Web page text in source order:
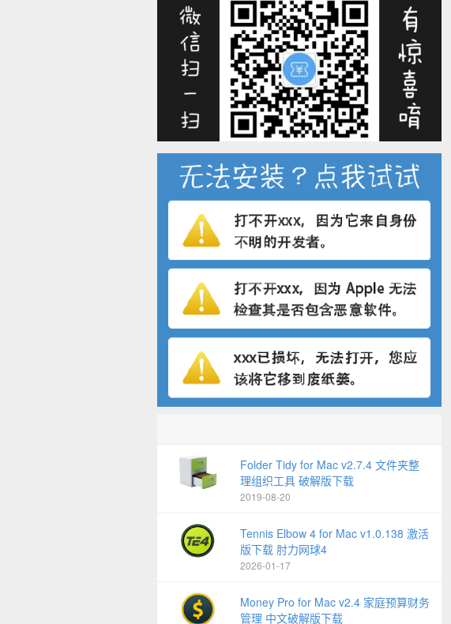
Folder Tidy for Mac v2.7.4 文件夹整
理组织工具 破解版下载
2019-08-20
Tennis Elbow 4 for Mac v1.0.138 激活
版下载 肘力网球4
2026-01-17
Money Pro for Mac v2.4 家庭预算财务
管理 中文破解版下载